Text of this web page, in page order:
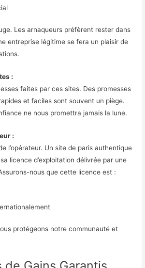
Les arnaqueurs préfèrent rester dans
entreprise légitime se fera un plaisir de
:
faites par ces sites. Des promesses
et faciles sont souvent un piège.
ne nous promettra jamais la lune.
:
l’opérateur. Un site de paris authentique
licence d’exploitation délivrée par une
nous que cette licence est :
protégeons notre communauté et